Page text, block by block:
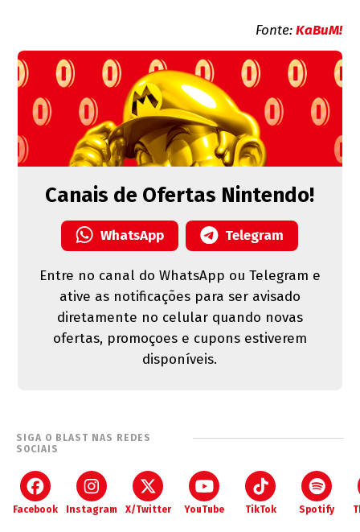
Fonte:KaBuM!
Canais de Ofertas Nintendo!
WhatsApp Telegram
Entre no canal do WhatsApp ou Telegram e
ative as notificações para ser avisado
diretamente no celular quando novas
ofertas, promoçoes e cupons estiverem
disponíveis.
SIGA O BLAST NAS REDES
SOCIAIS
Facebook Instagram X/Twitter YouTube TikTok Spotify